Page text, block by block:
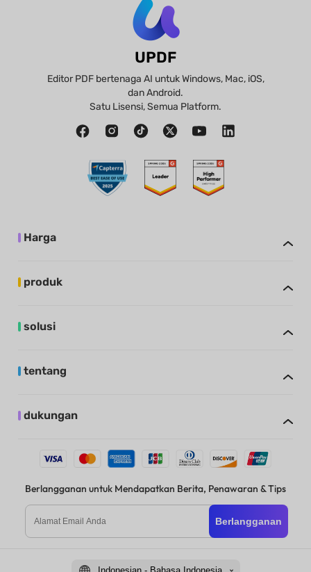
UPDF
Editor PDF bertenaga AI untuk Windows, Mac, iOS,
dan Android.
Satu Lisensi, Semua Platform.
Harga
produk
solusi
tentang
dukungan
Berlangganan untuk Mendapatkan Berita, Penawaran & Tips
Berlangganan